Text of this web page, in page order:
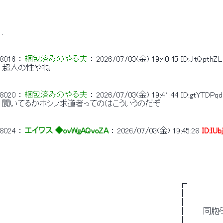
8016 ： 梱包済みのやる夫 ： 2026/07/03(金) 19:40:45 ID:JtQpthZL
超人の性やね
8020 ： 梱包済みのやる夫 ： 2026/07/03(金) 19:41:44 ID:gtYTDPqd
聞いてるかホシノ求道者ってのはこういうのだぞ
8024 ： エイワス ◆ovWgAQvoZA ： 2026/07/03(金) 19:45:28
┏　　　　　　　　　　　　　　　　　　　　　　　
┃　　　同胞らの中には、ある種の志を抱く者